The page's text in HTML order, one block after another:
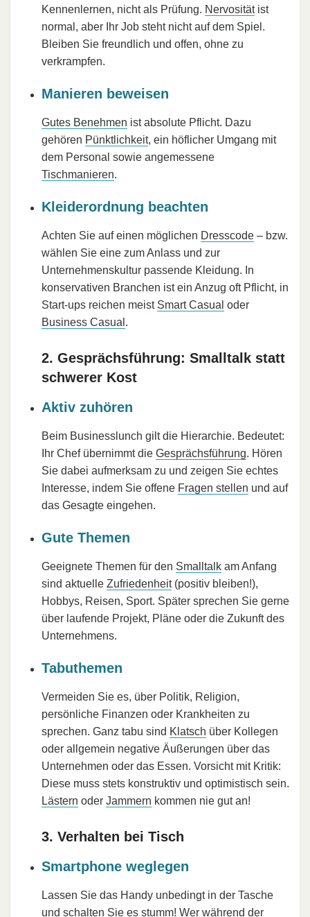
Kennenlernen, nicht als Prüfung. Nervositätist
normal, aber Ihr Job steht nicht auf dem Spiel.
Bleiben Sie freundlich und offen, ohne zu
verkrampfen.
Manieren beweisen
Gutes Benehmen ist absolute Pflicht. Dazu
gehören Pünktlichkeit, ein höflicher Umgang mit
dem Personal sowie angemessene
Tischmanieren.
Kleiderordnung beachten
Achten Sie auf einen möglichen Dresscode – bzw.
wählen Sie eine zum Anlass und zur
Unternehmenskultur passende Kleidung. In
konservativen Branchen ist ein Anzug oft Pflicht, in
Start-ups reichen meist Smart Casual oder
Business Casual .
2. Gesprächsführung: Smalltalk statt
schwerer Kost
Aktiv zuhören
Beim Businesslunch gilt die Hierarchie. Bedeutet:
Ihr Chef übernimmt die Gesprächsführung. Hören
Sie dabei aufmerksam zu und zeigen Sie echtes
Interesse, indem Sie offene Fragen stellen und auf
das Gesagte eingehen.
Gute Themen
Geeignete Themen für den Smalltalk am Anfang
sind aktuelle Zufriedenheit(positiv bleiben!),
Hobbys, Reisen, Sport. Später sprechen Sie gerne
über laufende Projekt, Pläne oder die Zukunft des
Unternehmens.
Tabuthemen
Vermeiden Sie es, über Politik, Religion,
persönliche Finanzen oder Krankheiten zu
sprechen. Ganz tabu sind Klatsch über Kollegen
oder allgemein negative Äußerungen über das
Unternehmen oder das Essen. Vorsicht mit Kritik:
Diese muss stets konstruktiv und optimistisch sein.
Lästern oder Jammern kommen nie gut an!
3. Verhalten bei Tisch
Smartphone weglegen
Lassen Sie das Handy unbedingt in der Tasche
und schalten Sie es stumm! Wer während der